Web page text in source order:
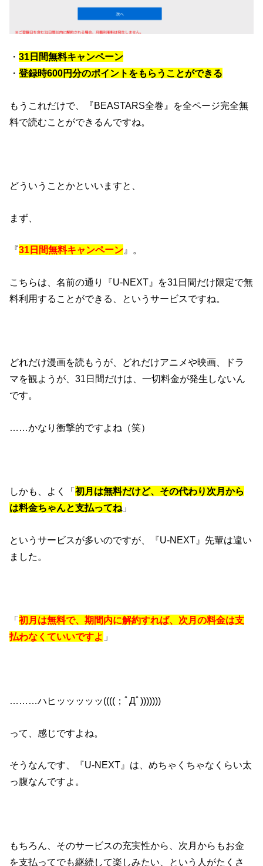
・31日間無料キャンペーン
・登録時600円分のポイントをもらうことができる
もうこれだけで、『BEASTARS全巻』を全ページ完全無
料で読むことができるんですね。
どういうことかといいますと、
まず、
『31日間無料キャンペーン 』。
こちらは、名前の通り『U-NEXT』を31日間だけ限定で無
料利用することができる、というサービスですね。
どれだけ漫画を読もうが、どれだけアニメや映画、ドラ
マを観ようが、31日間だけは、一切料金が発生しないん
です。
……かなり衝撃的ですよね（笑）
しかも、よく「初月は無料だけど、その代わり次月から
は料金ちゃんと支払ってね 」
というサービスが多いのですが、『U-NEXT』先輩は違い
ました。
「初月は無料で、期間内に解約すれば、次月の料金は支
払わなくていいですよ 」
………ハヒッッッッッ((((；ﾟДﾟ)))))))
って、感じですよね。
そうなんです、『U-NEXT』は、めちゃくちゃなくらい太
っ腹なんですよ。
もちろん、そのサービスの充実性から、次月からもお金
を支払ってでも継続して楽しみたい、という人がたくさ